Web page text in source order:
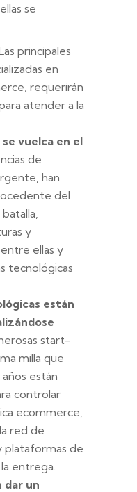
se
principales
en
requerirán
atender a la
vuelca en el
de
han
del
y
ellas y
tecnológicas
están
start-
milla que
están
controlar
ecommerce,
red de
plataformas de
entrega.
dar un